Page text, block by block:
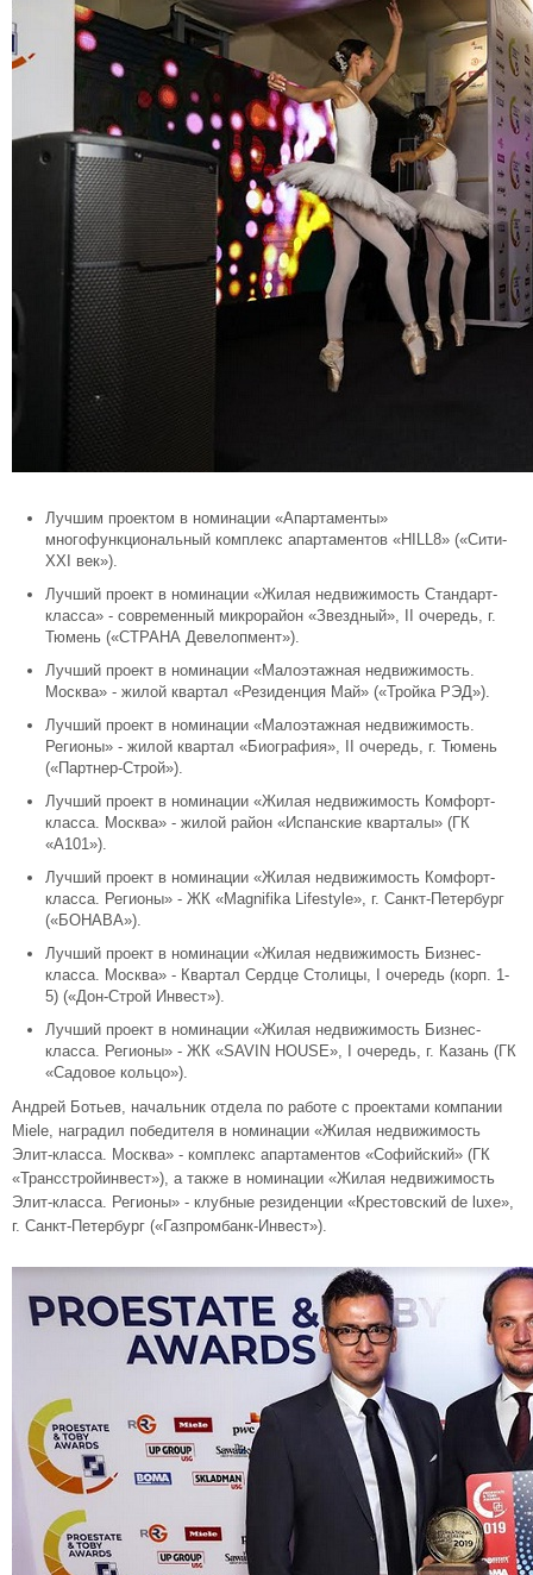
Лучшим проектом в номинации «Апартаменты»
многофункциональный комплекс апартаментов «HILL8» («Сити-
XXI век»).
Лучший проект в номинации «Жилая недвижимость Стандарт-
класса» - современный микрорайон «Звездный», II очередь, г.
Тюмень («СТРАНА Девелопмент»).
Лучший проект в номинации «Малоэтажная недвижимость.
Москва» - жилой квартал «Резиденция Май» («Тройка РЭД»).
Лучший проект в номинации «Малоэтажная недвижимость.
Регионы» - жилой квартал «Биография», II очередь, г. Тюмень
(«Партнер-Строй»).
Лучший проект в номинации «Жилая недвижимость Комфорт-
класса. Москва» - жилой район «Испанские кварталы» (ГК
«А101»).
Лучший проект в номинации «Жилая недвижимость Комфорт-
класса. Регионы» - ЖК «Magnifika Lifestyle», г. Санкт-Петербург
(«БОНАВА»).
Лучший проект в номинации «Жилая недвижимость Бизнес-
класса. Москва» - Квартал Сердце Столицы, I очередь (корп. 1-
5) («Дон-Строй Инвест»).
Лучший проект в номинации «Жилая недвижимость Бизнес-
класса. Регионы» - ЖК «SAVIN HOUSE», I очередь, г. Казань (ГК
«Садовое кольцо»).
Андрей Ботьев, начальник отдела по работе с проектами компании
Miele, наградил победителя в номинации «Жилая недвижимость
Элит-класса. Москва» - комплекс апартаментов «Софийский» (ГК
«Трансстройинвест»), а также в номинации «Жилая недвижимость
Элит-класса. Регионы» - клубные резиденции «Крестовский de luxe»,
г. Санкт-Петербург («Газпромбанк-Инвест»).